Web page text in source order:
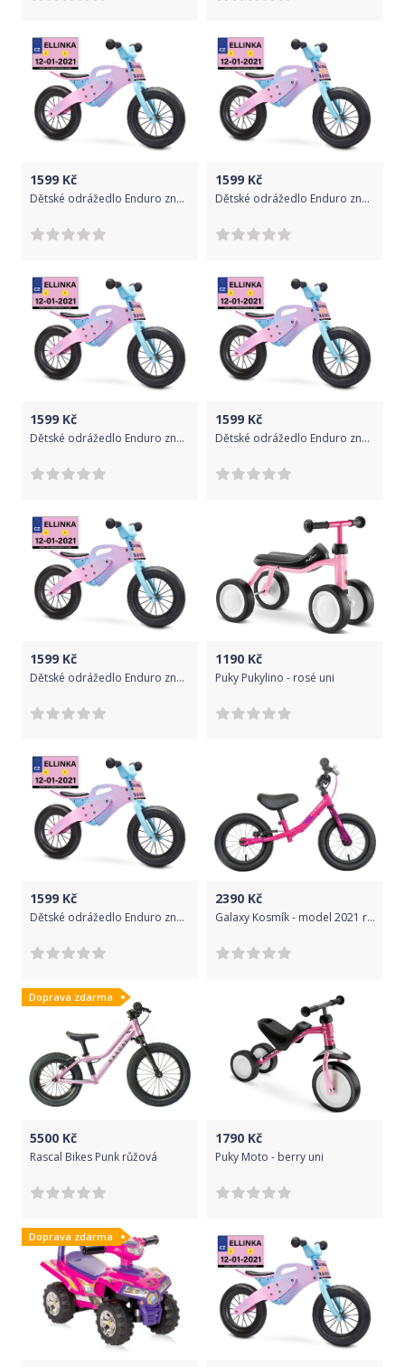
1599 Kč
Dětské odrážedlo Enduro značky Toyz, dřevěné, barva růžová, s osobní SPZ Text na SPZ: Sponzorováno maminkou a tatínkem, Barva SPZ: růžová
1599 Kč
Dětské odrážedlo Enduro značky Toyz, dřevěné, barva růžová, s osobní SPZ Text na SPZ: MiniSagan, Barva SPZ: -
1599 Kč
Dětské odrážedlo Enduro značky Toyz, dřevěné, barva růžová, s osobní SPZ Text na SPZ: Pokuty za mně platí tatínek, Barva SPZ: modrá
1599 Kč
Dětské odrážedlo Enduro značky Toyz, dřevěné, barva růžová, s osobní SPZ Text na SPZ: Řidičák mám krátce, ale řídím jako profík, Barva SPZ: -
1599 Kč
Dětské odrážedlo Enduro značky Toyz, dřevěné, barva růžová, s osobní SPZ Text na SPZ: Sponzorováno maminkou a tatínkem, Barva SPZ: -
1190 Kč
Puky Pukylino - rosé uni
1599 Kč
Dětské odrážedlo Enduro značky Toyz, dřevěné, barva růžová, s osobní SPZ Text na SPZ: Nejvíc cool biker (bikerka) široko daleko, Barva SPZ: růžová
2390 Kč
Galaxy Kosmík - model 2021 růžová
Doprava zdarma
5500 Kč
Rascal Bikes Punk růžová
1790 Kč
Puky Moto - berry uni
Doprava zdarma